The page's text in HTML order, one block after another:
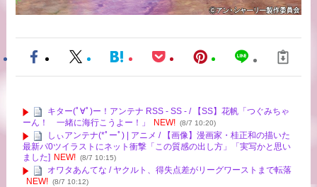
キター(ﾟ∀ﾟ)ー！アンテナ RSS - SS - / 【SS】花帆「つぐみちゃ
ーん！ 一緒に海行こうよー！」
NEW! (8/7 10:20)
しぃアンテナ(*ﾟーﾟ) | アニメ / 【画像】漫画家・桂正和の描いた
最新パ0ツイラストにネット衝撃「この質感の出し方」「実写かと思い
ました] NEW! (8/7 10:15)
オワタあんてな / ヤクルト、得失点差がリーグワーストまで転落
NEW! (8/7 10:12)